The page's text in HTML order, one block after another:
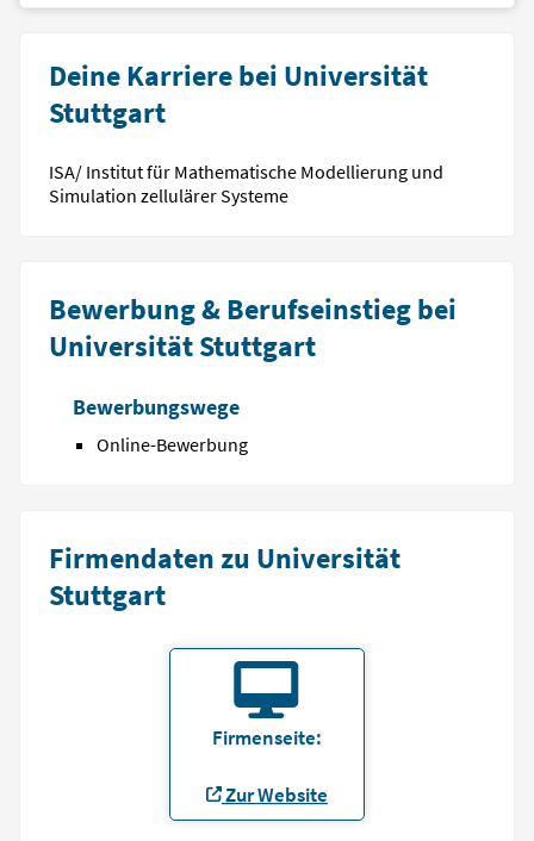
Deine Karriere bei Universität
Stuttgart
ISA/ Institut für Mathematische Modellierung und
Simulation zellulärer Systeme
Bewerbung & Berufseinstieg bei
Universität Stuttgart
Bewerbungswege
Online-Bewerbung
Firmendaten zu Universität
Stuttgart
Firmenseite:
Zur Website